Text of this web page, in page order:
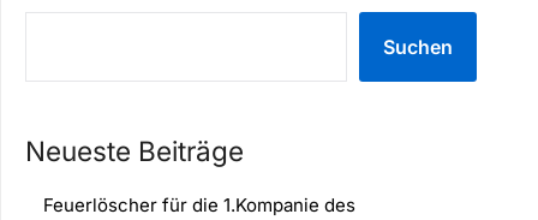
Suchen
Neueste Beiträge
Feuerlöscher für die 1.Kompanie des